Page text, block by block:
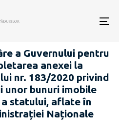
a Guvernului pentru
anexei la
nr. 183/2020 privind
unor bunuri imobile
statului, aflate în
Naționale